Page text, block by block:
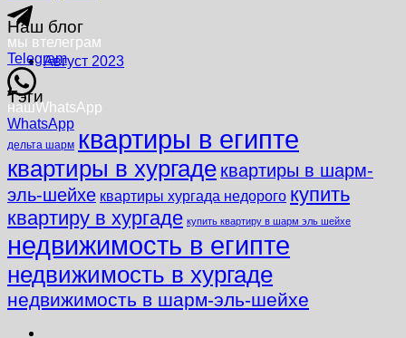
Наш блог
Август 2023
Тэги
дельта шарм квартиры в египте
квартиры в хургаде квартиры в шарм-
эль-шейхе квартиры хургада недорого купить
квартиру в хургаде купить квартиру в шарм эль шейхе
недвижимость в египте
недвижимость в хургаде
недвижимость в шарм-эль-шейхе
мы втелеграм
Telegram
нашWhatsApp
WhatsApp